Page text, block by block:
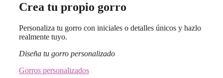
Crea tu propio gorro
Personaliza tu gorro con iniciales o detalles únicos y hazlo
realmente tuyo.
Diseña tu gorro personalizado
Gorros personalizados